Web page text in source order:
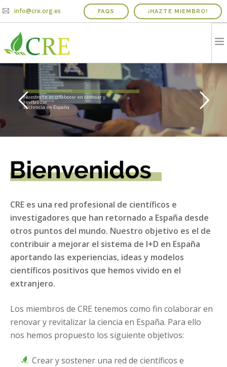
info@cre.org.es ¡HAZTE MIEMBRO!
FAQS
QUIENES SOMOS
PROYECTOS
NOTICIAS Y AGENDA
INFORME IRICIE
CONTACTO
COLABORADORES
R Profesional de
Científicos Retornados a España
Nuestro fin es colaborar en renovar y
revitalizar
la ciencia en España
CRE es una red profesional de científicos e
investigadores que han retornado a España desde
otros puntos del mundo. Nuestro objetivo es el de
contribuir a mejorar el sistema de I+D en España
aportando las experiencias, ideas y modelos
científicos positivos que hemos vivido en el
extranjero.
Los miembros de CRE tenemos como fin colaborar en
renovar y revitalizar la ciencia en España. Para ello
nos hemos propuesto los siguiente objetivos:
Crear y sostener una red de científicos e